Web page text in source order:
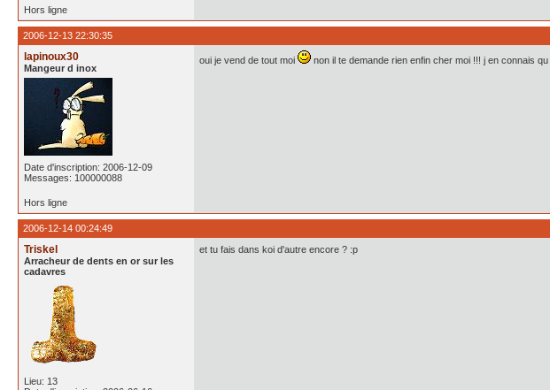
Hors ligne
2006-12-13 22:30:35
lapinoux30
Mangeur d inox
Date d'inscription: 2006-12-09
Messages: 100000088
oui je vend de tout moi non il te demande rien enfin cher moi !!! j en connais qu
Hors ligne
2006-12-14 00:24:49
Triskel
Arracheur de dents en or sur les
cadavres
Lieu: 13
et tu fais dans koi d'autre encore ? :p